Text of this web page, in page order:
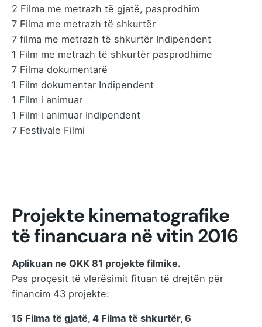
2 Filma me metrazh të gjatë, pasprodhim
7 Filma me metrazh të shkurtër
7 filma me metrazh të shkurtër Indipendent
1 Film me metrazh të shkurtër pasprodhime
7 Filma dokumentarë
1 Film dokumentar Indipendent
1 Film i animuar
1 Film i animuar Indipendent
7 Festivale Filmi
Projekte kinematografike
të financuara në vitin 2016
Aplikuan ne QKK 81 projekte filmike.
Pas proçesit të vlerësimit fituan të drejtën për
financim 43 projekte:
15 Filma të gjatë, 4 Filma të shkurtër, 6